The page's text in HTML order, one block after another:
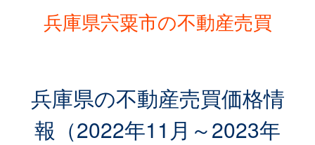
兵庫県宍粟市の不動産売買
兵庫県の不動産売買価格情
報（2022年11月～2023年